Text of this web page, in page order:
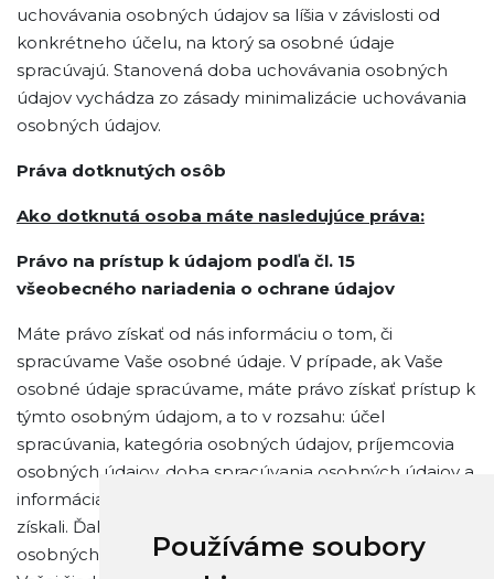
Používáme soubory
uchovávania osobných údajov sa líšia v závislosti od
konkrétneho účelu, na ktorý sa osobné údaje
spracúvajú. Stanovená doba uchovávania osobných
údajov vychádza zo zásady minimalizácie uchovávania
osobných údajov.
Práva dotknutých osôb
Ako dotknutá osoba máte nasledujúce práva:
Právo na prístup k údajom podľa čl. 15
všeobecného nariadenia o ochrane údajov
Máte právo získať od nás informáciu o tom, či
spracúvame Vaše osobné údaje. V prípade, ak Vaše
osobné údaje spracúvame, máte právo získať prístup k
týmto osobným údajom, a to v rozsahu: účel
spracúvania, kategória osobných údajov, príjemcovia
osobných údajov, doba spracúvania osobných údajov a
informácia o zdroji, z ktorého sme Vaše osobné údaje
získali. Ďalej máte právo na poskytnutie kópie Vašich
osobných údajov, avšak je potrebné, aby ste to v rámci